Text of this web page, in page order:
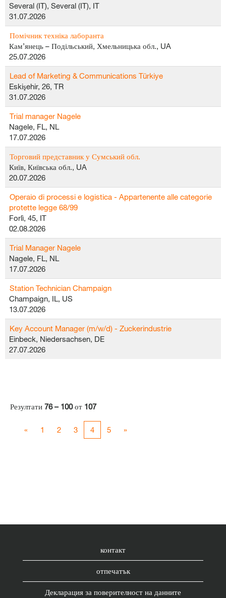
Several (IT), Several (IT), IT
31.07.2026
Помічник техніка лаборанта
Кам’янець – Подільський, Хмельницька обл., UA
25.07.2026
Lead of Marketing & Communications Türkiye
Eskişehir, 26, TR
31.07.2026
Trial manager Nagele
Nagele, FL, NL
17.07.2026
Торговий представник у Сумський обл.
Київ, Київська обл., UA
20.07.2026
Operaio di processi e logistica - Appartenente alle categorie
protette legge 68/99
Forlì, 45, IT
02.08.2026
Trial Manager Nagele
Nagele, FL, NL
17.07.2026
Station Technician Champaign
Champaign, IL, US
13.07.2026
Key Account Manager (m/w/d) - Zuckerindustrie
Einbeck, Niedersachsen, DE
27.07.2026
Резултати 76 – 100от 107
« 1 2 3 4 5 »
контакт
отпечатък
Декларация за поверителност на данните